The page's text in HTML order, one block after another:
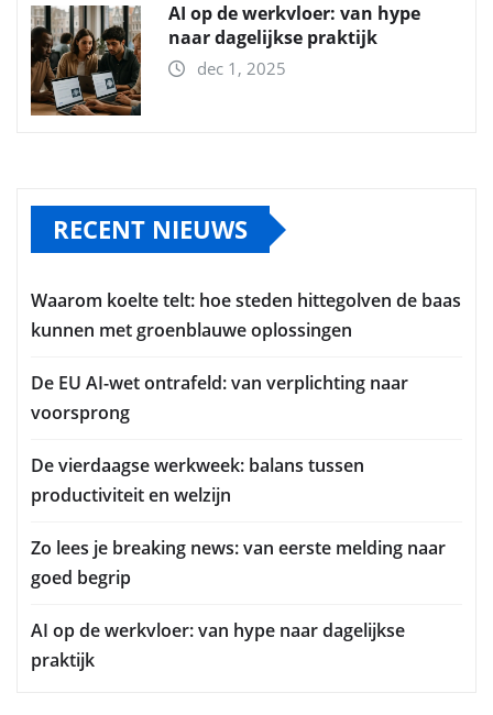
AI op de werkvloer: van hype
naar dagelijkse praktijk
dec 1, 2025
RECENT NIEUWS
Waarom koelte telt: hoe steden hittegolven de baas
kunnen met groenblauwe oplossingen
De EU AI-wet ontrafeld: van verplichting naar
voorsprong
De vierdaagse werkweek: balans tussen
productiviteit en welzijn
Zo lees je breaking news: van eerste melding naar
goed begrip
AI op de werkvloer: van hype naar dagelijkse
praktijk